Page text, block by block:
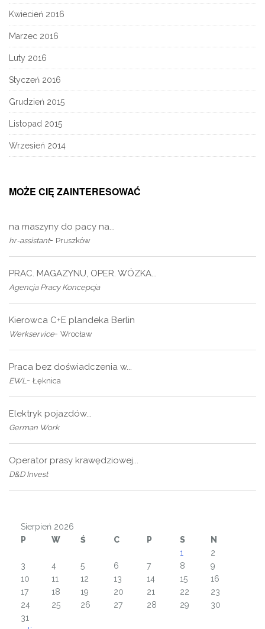
Kwiecień 2016
Marzec 2016
Luty 2016
Styczeń 2016
Grudzień 2015
Listopad 2015
Wrzesień 2014
MOŻE CIĘ ZAINTERESOWAĆ
na maszyny do pacy na...
hr-assistant- Pruszków
PRAC. MAGAZYNU, OPER. WÓZKA...
Agencja Pracy Koncepcja
Kierowca C+E plandeka Berlin
Werkservice- Wrocław
Praca bez doświadczenia w...
EWL- Łęknica
Elektryk pojazdów...
German Work
Operator prasy krawędziowej...
D&D Invest
Sierpień 2026
P
W Ś C P S N
1
2
3
4 5 6 7 8
9
10
11 12 13 14 15
16
17
18 19 20 21 22
23
24
25 26 27 28 29
30
31